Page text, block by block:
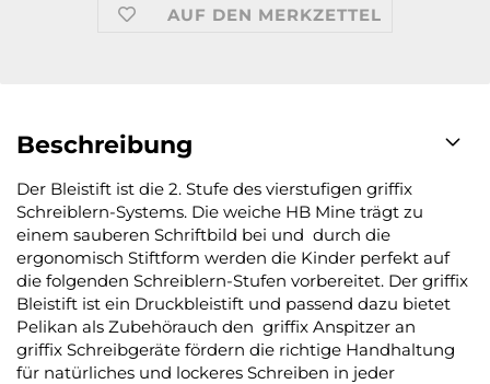
AUF DEN MERKZETTEL
Beschreibung
Der Bleistift ist die 2. Stufe des vierstufigen griffix
Schreiblern-Systems. Die weiche HB Mine trägt zu
einem sauberen Schriftbild bei und durch die
ergonomisch Stiftform werden die Kinder perfekt auf
die folgenden Schreiblern-Stufen vorbereitet. Der griffix
Bleistift ist ein Druckbleistift und passend dazu bietet
Pelikan als Zubehörauch den griffix Anspitzer an
griffix Schreibgeräte fördern die richtige Handhaltung
für natürliches und lockeres Schreiben in jeder